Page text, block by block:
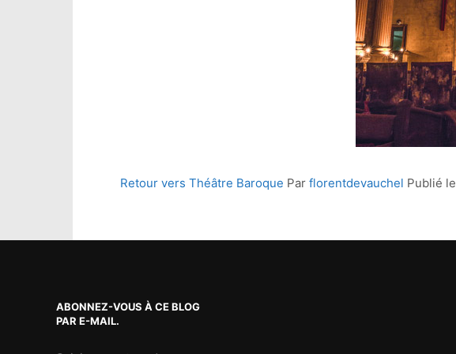
Retour vers Théâtre Baroque Par florentdevauchel Publié le
ABONNEZ-VOUS À CE BLOG
PAR E-MAIL.